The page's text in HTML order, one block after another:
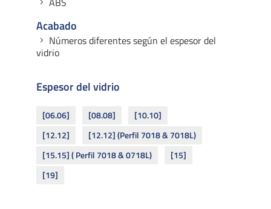
Acabado
Números diferentes según el espesor del
vidrio
Espesor del vidrio
[06.06] [08.08]
[10.10]
[12.12]
[12.12] (Perfil 7018 & 7018L)
[15.15] ( Perfil 7018 & 0718L)
[15]
[19]